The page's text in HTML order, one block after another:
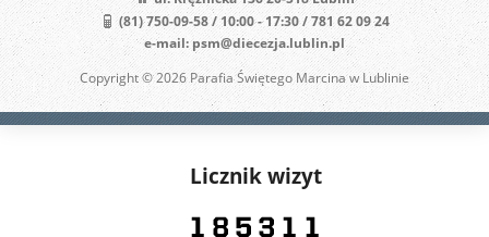
(81) 750-09-58 / 10:00 - 17:30 / 781 62 09 24
e-mail: psm@diecezja.lublin.pl
Copyright © 2026 Parafia Świętego Marcina w Lublinie
Licznik wizyt